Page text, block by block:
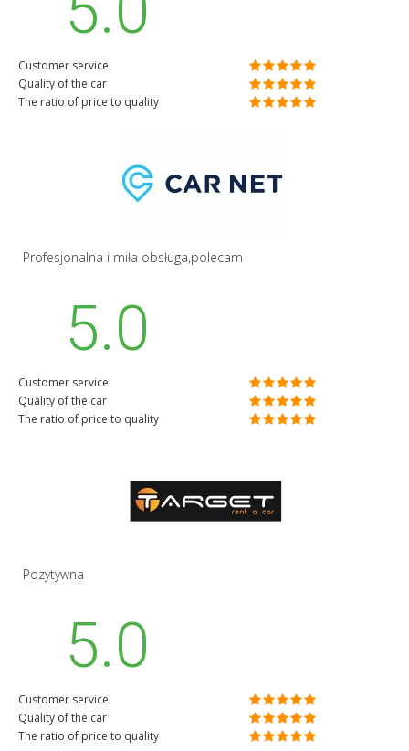
Customer service
Quality of the car
The ratio of price to quality
Profesjonalna i miła obsługa,polecam
5.0
Customer service
Quality of the car
The ratio of price to quality
Pozytywna
5.0
Customer service
Quality of the car
The ratio of price to quality